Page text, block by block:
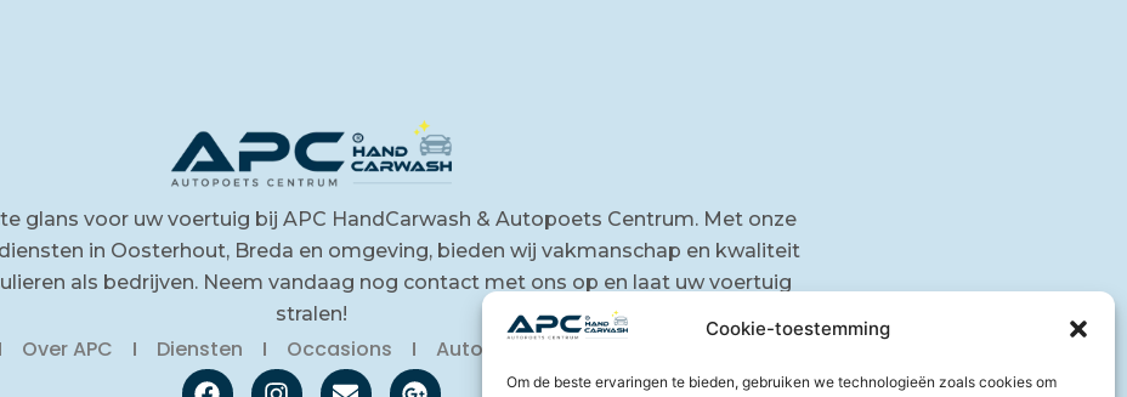
Cookie-toestemming
Om de beste ervaringen te bieden, gebruiken we technologieën zoals cookies om
glans voor uw voertuig bij APC HandCarwash & Autopoets Centrum. Met onze
in Oosterhout, Breda en omgeving, bieden wij vakmanschap en kwaliteit
als bedrijven. Neem vandaag nog contact met ons op en laat uw voertuig
stralen!
Over APC Diensten Occasions Autobedrijven